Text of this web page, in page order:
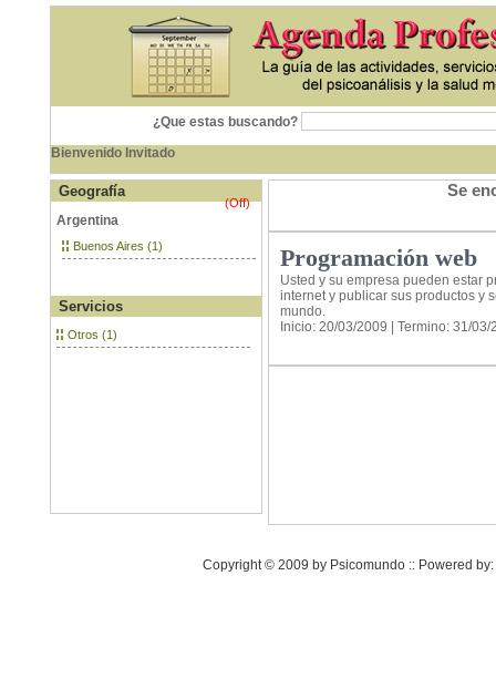
¿Que estas buscando?
Bienvenido Invitado
Geografía
Argentina
(Off)
Buenos Aires (1)
Servicios
Otros (1)
Se
Programación web
Usted y su empresa pueden estar
internet y publicar sus productos y
mundo.
Inicio: 20/03/2009 | Termino: 31/03/
Copyright © 2009 by Psicomundo :: Powered by: